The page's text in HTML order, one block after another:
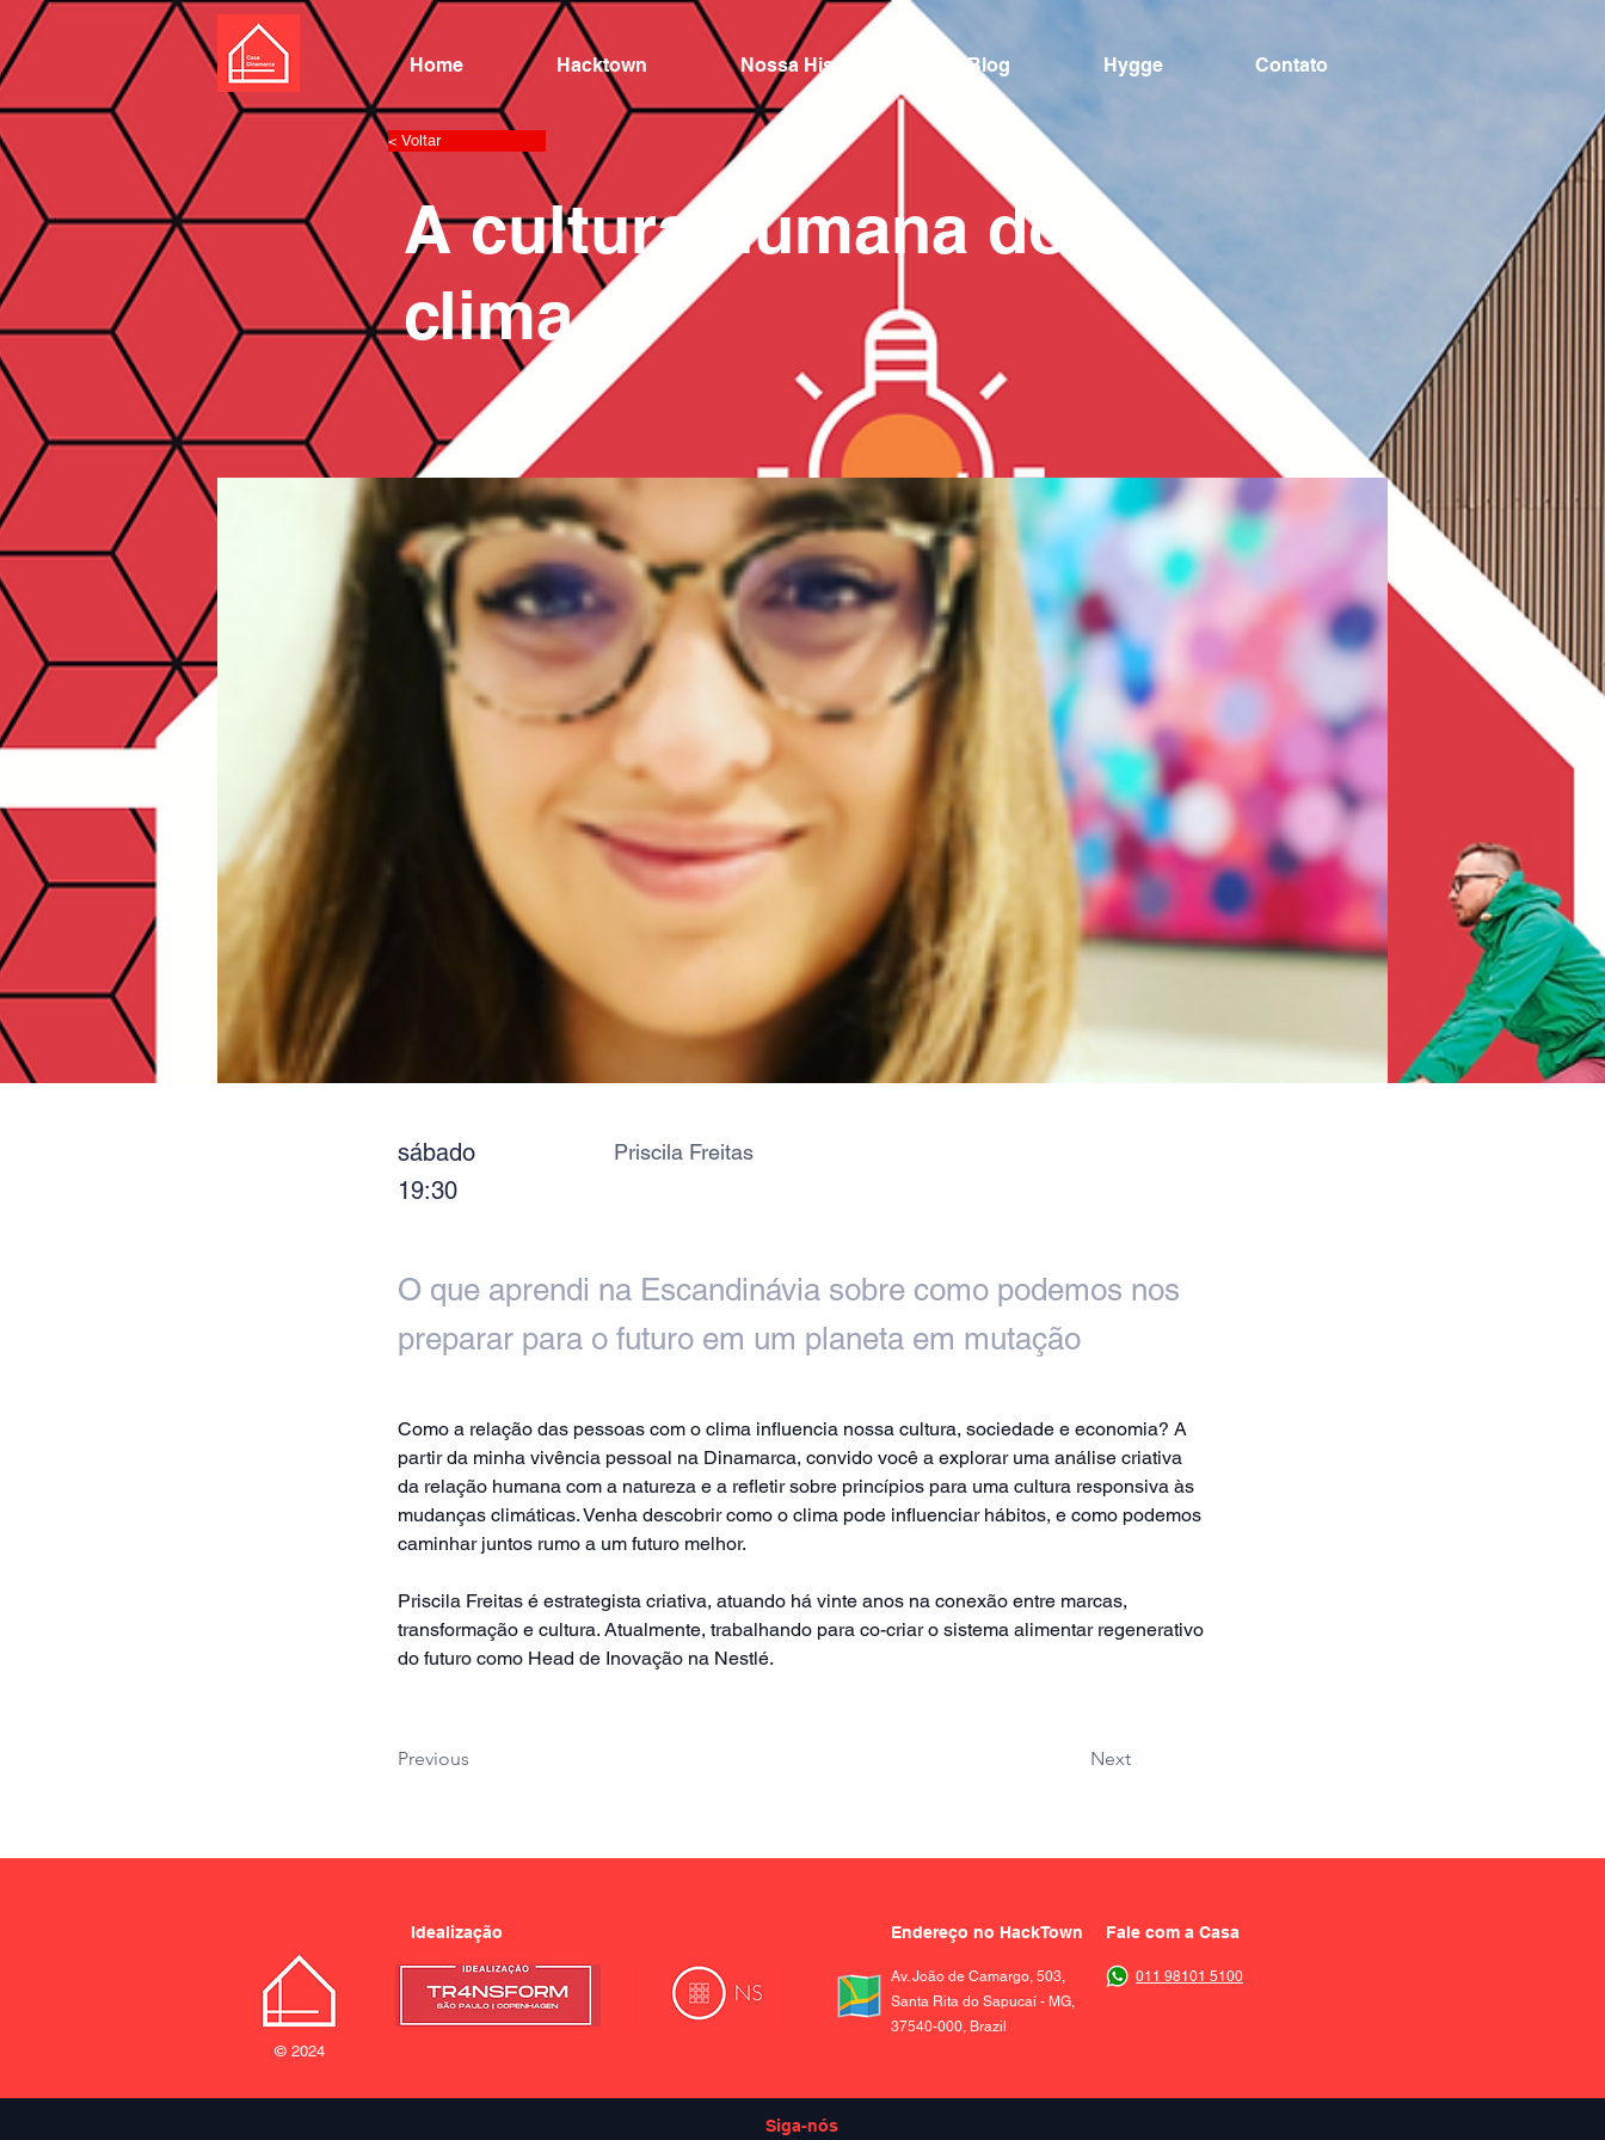
Home Hacktown Nossa Historia Blog Hygge Contato
< Voltar
A cultura humana do
clima
sábado
19:30
Priscila Freitas
O que aprendi na Escandinávia sobre como podemos nos
preparar para o futuro em um planeta em mutação
Como a relação das pessoas com o clima influencia nossa cultura, sociedade e economia? A
partir da minha vivência pessoal na Dinamarca, convido você a explorar uma análise criativa
da relação humana com a natureza e a refletir sobre princípios para uma cultura responsiva às
mudanças climáticas. Venha descobrir como o clima pode influenciar hábitos, e como podemos
caminhar juntos rumo a um futuro melhor.
Priscila Freitas é estrategista criativa, atuando há vinte anos na conexão entre marcas,
transformação e cultura. Atualmente, trabalhando para co-criar o sistema alimentar regenerativo
do futuro como Head de Inovação na Nestlé.
Previous Next
Idealização Endereço no HackTown Fale com a Casa
Av. João de Camargo, 503,
Santa Rita do Sapucaí - MG,
37540-000, Brazil
011 98101 5100
© 2024
Siga-nós